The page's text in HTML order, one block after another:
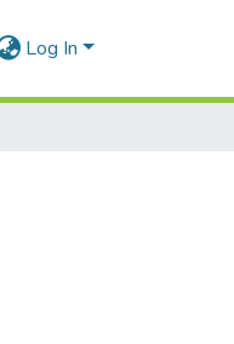
Log In